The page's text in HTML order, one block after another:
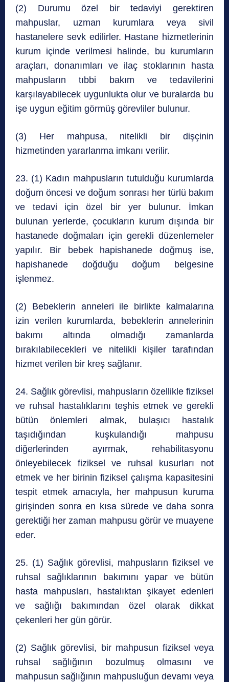
(2) Durumu özel bir tedaviyi gerektiren
mahpuslar, uzman kurumlara veya sivil
hastanelere sevk edilirler. Hastane hizmetlerinin
kurum içinde verilmesi halinde, bu kurumların
araçları, donanımları ve ilaç stoklarının hasta
mahpusların tıbbi bakım ve tedavilerini
karşılayabilecek uygunlukta olur ve buralarda bu
işe uygun eğitim görmüş görevliler bulunur.
(3) Her mahpusa, nitelikli bir dişçinin
hizmetinden yararlanma imkanı verilir.
23. (1) Kadın mahpusların tutulduğu kurumlarda
doğum öncesi ve doğum sonrası her türlü bakım
ve tedavi için özel bir yer bulunur. İmkan
bulunan yerlerde, çocukların kurum dışında bir
hastanede doğmaları için gerekli düzenlemeler
yapılır. Bir bebek hapishanede doğmuş ise,
hapishanede doğduğu doğum belgesine
işlenmez.
(2) Bebeklerin anneleri ile birlikte kalmalarına
izin verilen kurumlarda, bebeklerin annelerinin
bakımı altında olmadığı zamanlarda
bırakılabilecekleri ve nitelikli kişiler tarafından
hizmet verilen bir kreş sağlanır.
24. Sağlık görevlisi, mahpusların özellikle fiziksel
ve ruhsal hastalıklarını teşhis etmek ve gerekli
bütün önlemleri almak, bulaşıcı hastalık
taşıdığından kuşkulandığı mahpusu
diğerlerinden ayırmak, rehabilitasyonu
önleyebilecek fiziksel ve ruhsal kusurları not
etmek ve her birinin fiziksel çalışma kapasitesini
tespit etmek amacıyla, her mahpusun kuruma
girişinden sonra en kısa sürede ve daha sonra
gerektiği her zaman mahpusu görür ve muayene
eder.
25. (1) Sağlık görevlisi, mahpusların fiziksel ve
ruhsal sağlıklarının bakımını yapar ve bütün
hasta mahpusları, hastalıktan şikayet edenleri
ve sağlığı bakımından özel olarak dikkat
çekenleri her gün görür.
(2) Sağlık görevlisi, bir mahpusun fiziksel veya
ruhsal sağlığının bozulmuş olmasını ve
mahpusun sağlığının mahpusluğun devamı veya